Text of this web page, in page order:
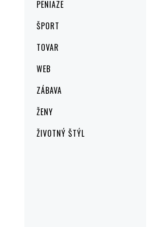
PENIAZE
ŠPORT
TOVAR
WEB
ZÁBAVA
ŽENY
ŽIVOTNÝ ŠTÝL